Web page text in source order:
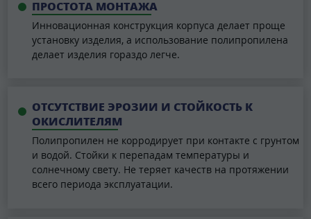
ПРОСТОТА МОНТАЖА
Инновационная конструкция корпуса делает проще
установку изделия, а использование полипропилена
делает изделия гораздо легче.
ОТСУТСТВИЕ ЭРОЗИИ И СТОЙКОСТЬ К
ОКИСЛИТЕЛЯМ
Полипропилен не корродирует при контакте с грунтом
и водой. Стойки к перепадам температуры и
солнечному свету. Не теряет качеств на протяжении
всего периода эксплуатации.